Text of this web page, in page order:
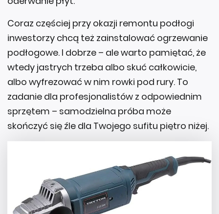
Coraz częściej przy okazji remontu podłogi
inwestorzy chcą też zainstalować ogrzewanie
podłogowe. I dobrze – ale warto pamiętać, że
wtedy jastrych trzeba albo skuć całkowicie,
albo wyfrezować w nim rowki pod rury. To
zadanie dla profesjonalistów z odpowiednim
sprzętem – samodzielna próba może
skończyć się źle dla Twojego sufitu piętro niżej.